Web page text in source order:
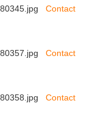
Contact
Contact
Contact